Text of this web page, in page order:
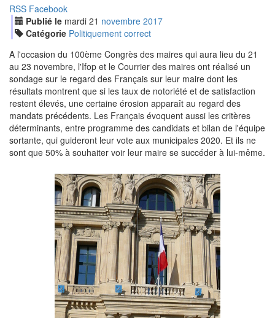
RSS Facebook
Publié le mardi 21 novembre 2017
Catégorie Politiquement correct
A l'occasion du 100ème Congrès des maires qui aura lieu du 21
au 23 novembre, l'Ifop et le Courrier des maires ont réalisé un
sondage sur le regard des Français sur leur maire dont les
résultats montrent que si les taux de notoriété et de satisfaction
restent élevés, une certaine érosion apparaît au regard des
mandats précédents. Les Français évoquent aussi les critères
déterminants, entre programme des candidats et bilan de l'équipe
sortante, qui guideront leur vote aux municipales 2020. Et ils ne
sont que 50% à souhaiter voir leur maire se succéder à lui-même.